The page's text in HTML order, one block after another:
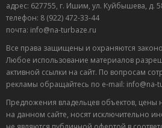
адрес: 627755, г. Ишим, ул. Куйбышева, д.
телефон: 8 (922) 472-33-44
почта: info@na-turbaze.ru
Все права защищены и охраняются
Любое использование материалов
активной ссылки на сайт. По вопросам
рекламы обращайтесь по e-mail: info@na-
Предложения владельцев объектов, цены
на данном сайте, носят исключительно